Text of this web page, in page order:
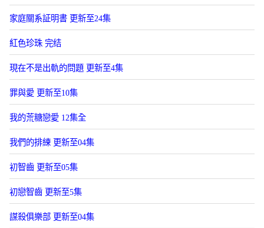
家庭關系証明書 更新至24集
紅色珍珠 完结
現在不是出軌的問題 更新至4集
罪與愛 更新至10集
我的荒糖戀愛 12集全
我們的排練 更新至04集
初智齒 更新至05集
初戀智齒 更新至5集
謀殺俱樂部 更新至04集